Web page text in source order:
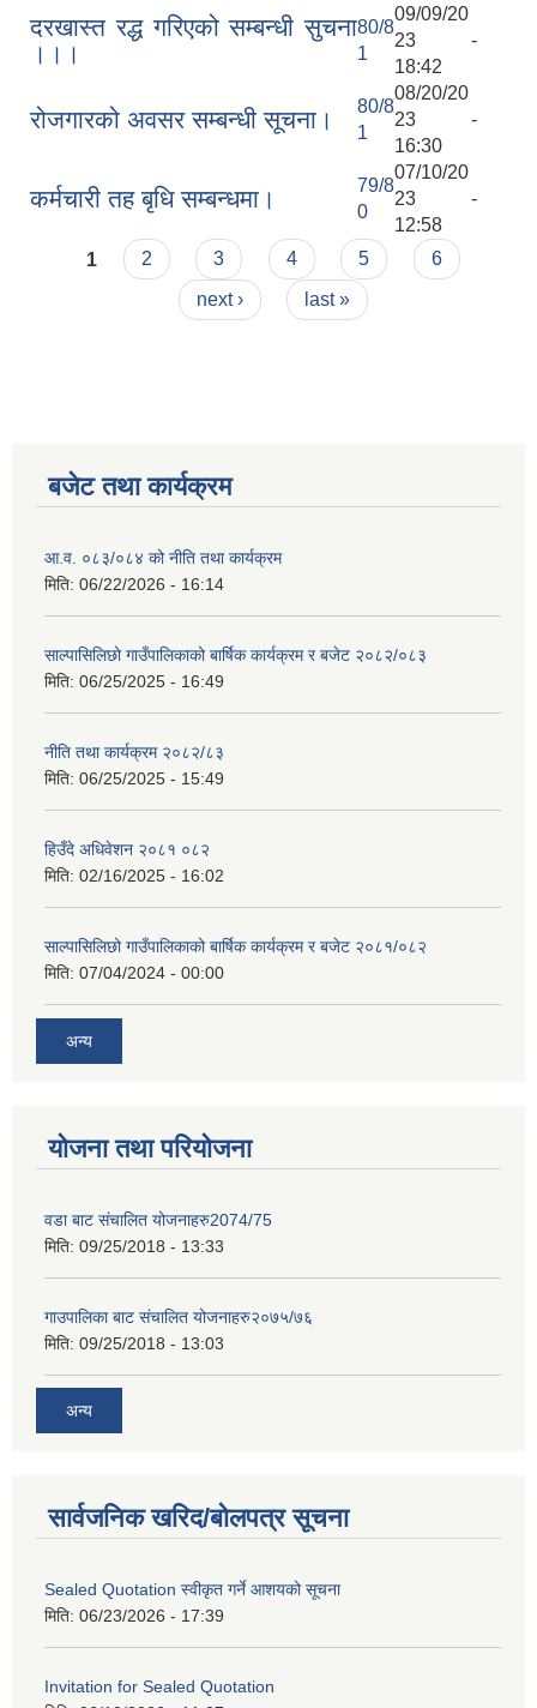
दरखास्त रद्ध गरिएको सम्बन्धी सुचना
।।।
80/8
1
09/09/20
23 -
18:42
रोजगारको अवसर सम्बन्धी सूचना।
80/8
1
08/20/20
23 -
16:30
कर्मचारी तह बृधि सम्बन्धमा।
79/8
0
07/10/20
23 -
12:58
Pages
1 2 3 4 5
6
next ›
last »
बजेट तथा कार्यक्रम
आ.व. ०८३/०८४ को नीति तथा कार्यक्रम
मिति: 06/22/2026 - 16:14
साल्पासिलिछो गाउँपालिकाको बार्षिक कार्यक्रम र बजेट २०८२/०८३
मिति: 06/25/2025 - 16:49
नीति तथा कार्यक्रम २०८२/८३
मिति: 06/25/2025 - 15:49
हिउँदे अधिवेशन २०८१ ०८२
मिति: 02/16/2025 - 16:02
साल्पासिलिछो गाउँपालिकाको बार्षिक कार्यक्रम र बजेट २०८१/०८२
मिति: 07/04/2024 - 00:00
अन्य
योजना तथा परियोजना
वडा बाट संचालित योजनाहरु2074/75
मिति: 09/25/2018 - 13:33
गाउपालिका बाट संचालित योजनाहरु२०७५/७६
मिति: 09/25/2018 - 13:03
अन्य
सार्वजनिक खरिद/बोलपत्र सूचना
Sealed Quotation स्वीकृत गर्ने आशयको सूचना
मिति: 06/23/2026 - 17:39
Invitation for Sealed Quotation